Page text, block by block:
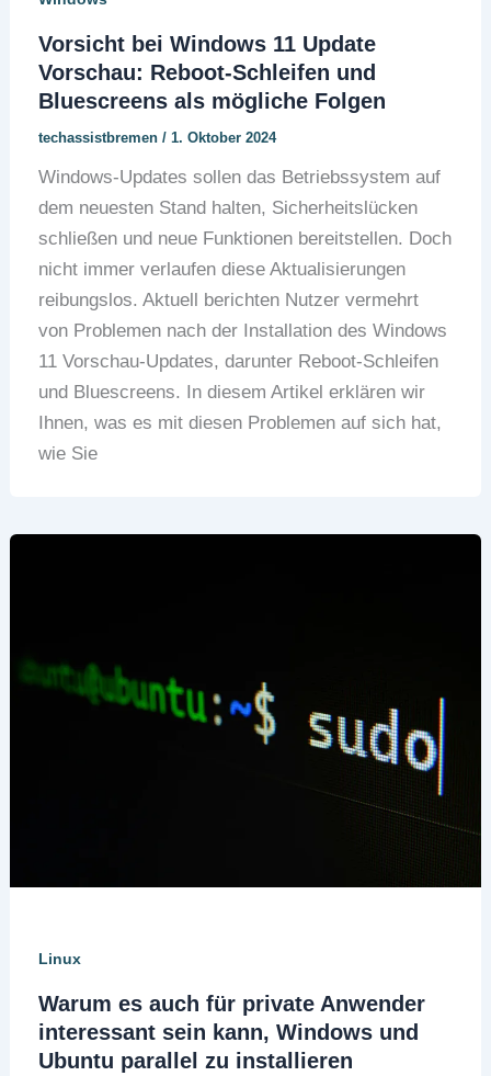
Vorsicht bei Windows 11 Update
Vorschau: Reboot-Schleifen und
Bluescreens als mögliche Folgen
techassistbremen / 1. Oktober 2024
Windows-Updates sollen das Betriebssystem auf
dem neuesten Stand halten, Sicherheitslücken
schließen und neue Funktionen bereitstellen. Doch
nicht immer verlaufen diese Aktualisierungen
reibungslos. Aktuell berichten Nutzer vermehrt
von Problemen nach der Installation des Windows
11 Vorschau-Updates, darunter Reboot-Schleifen
und Bluescreens. In diesem Artikel erklären wir
Ihnen, was es mit diesen Problemen auf sich hat,
wie Sie
Linux
Warum es auch für private Anwender
interessant sein kann, Windows und
Ubuntu parallel zu installieren